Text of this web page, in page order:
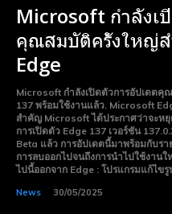
Microsoft กำลังเ
คุณสมบัติครั้งใหญ่ส
Edge
Microsoft กำลังเปิดตัวการอัปเดตคุ
137 พร้อมใช้งานแล้ว. Microsoft Edge กำลังจะเผชิญกับการเปลี่ยนแปลงครั้ง
สำคัญ Microsoft ได้ประกาศว่าจะห
การเปิดตัว Edge 137 เวอร์ชัน
Beta แล้ว การอัปเดตนี้มาพร้อมกับร
การลบออกไปจนถึงการนำไปใช้งานใหม่. Microsoft จะเลิกใช้ และ ลบฟีเ
ไปนี้ออกจาก Edge : โปรแกรมแก้ไข
News 30/05/2025